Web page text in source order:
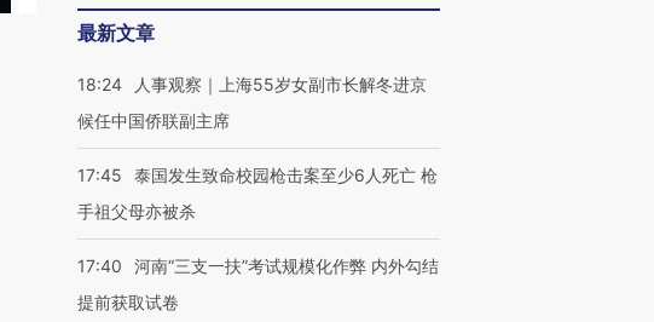
最新文章
18:24
人事观察｜上海55岁女副市长解冬进京
候任中国侨联副主席
17:45
泰国发生致命校园枪击案至少6人死亡 枪
手祖父母亦被杀
17:40
河南“三支一扶”考试规模化作弊 内外勾结
提前获取试卷